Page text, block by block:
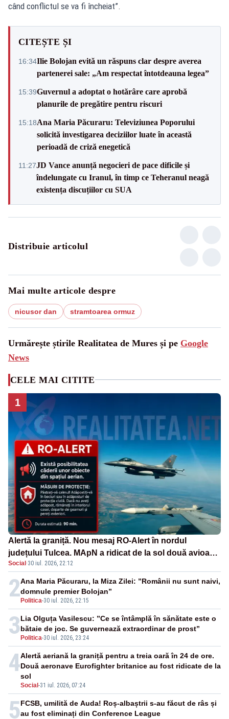
când conflictul se va fi încheiat”.
CITEȘTE ȘI
16:34Ilie Bolojan evită un răspuns clar despre averea
partenerei sale: „Am respectat întotdeauna legea”
15:39Guvernul a adoptat o hotărâre care aprobă
planurile de pregătire pentru riscuri
15:18Ana Maria Păcuraru: Televiziunea Poporului
solicită investigarea deciziilor luate în această
perioadă de criză enegetică
11:27JD Vance anunță negocieri de pace dificile și
îndelungate cu Iranul, în timp ce Teheranul neagă
existența discuțiilor cu SUA
Distribuie articolul
Mai multe articole despre
nicusor dan stramtoarea ormuz
Urmărește știrile Realitatea de Mures și pe Google
News
CELE MAI CITITE
1
Alertă la graniță. Nou mesaj RO-Alert în nordul
județului Tulcea. MApN a ridicat de la sol două avioane
F-16
Social ·30 iul. 2026, 22:12
2 Politica-30 iul. 2026, 22:15
Ana Maria Păcuraru, la Miza Zilei: ”Românii nu sunt naivi,
domnule premier Bolojan”
3 Politica-30 iul. 2026, 23:24
Lia Olguța Vasilescu: ”Ce se întâmplă în sănătate este o
bătaie de joc. Se guvernează extraordinar de prost”
4
Social -31 iul. 2026, 07:24
Alertă aeriană la graniță pentru a treia oară în 24 de ore.
Două aeronave Eurofighter britanice au fost ridicate de la
sol
5FCSB, umilită de Auda! Roș-albaștrii s-au făcut de râs și
au fost eliminați din Conference League